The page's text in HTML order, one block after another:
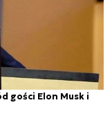
gości Elon Musk i